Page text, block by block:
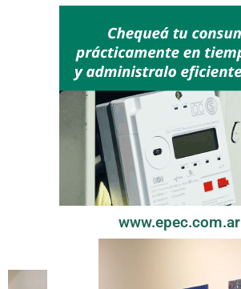
www.epec.com.ar